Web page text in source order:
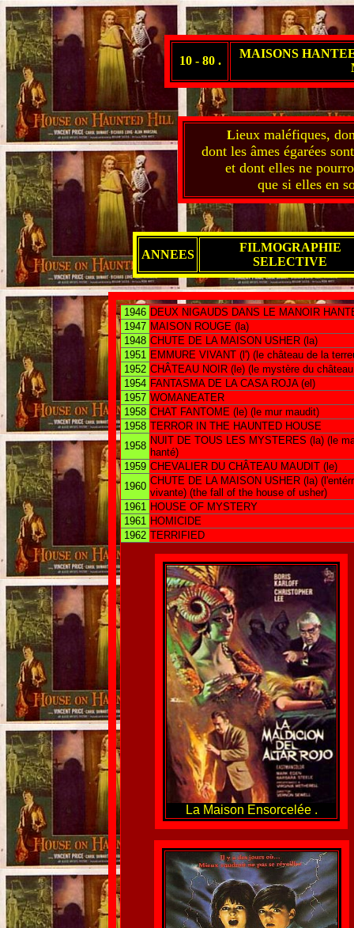
10 - 80 .
MAISONS
Lieux maléfiques,
dont les âmes égarées
et dont elles ne
que si elles en
ANNEES
FILMOGRAPHIE
SELECTIVE
1946 DEUX NIGAUDS DANS LE MANOIR
1947 MAISON ROUGE (la)
1948 CHUTE DE LA MAISON USHER (la)
1951 EMMURE VIVANT (l') (le château de la
1952 CHÂTEAU NOIR (le) (le mystère du
1954 FANTASMA DE LA CASA ROJA (el)
1957 WOMANEATER
1958 CHAT FANTOME (le) (le mur maudit)
1958 TERROR IN THE HAUNTED HOUSE
1958 NUIT DE TOUS LES MYSTERES (la) (le
hanté)
1959 CHEVALIER DU CHÂTEAU MAUDIT (le)
1960 CHUTE DE LA MAISON USHER (la)
vivante) (the fall of the house of usher)
1961 HOUSE OF MYSTERY
1961 HOMICIDE
1962 TERRIFIED
La Maison Ensorcelée .